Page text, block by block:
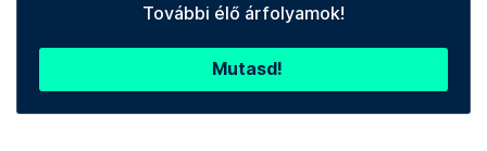
További élő árfolyamok!
Mutasd!